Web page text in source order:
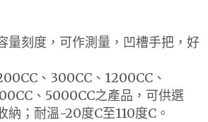
量刻度，可作測量，凹槽手把，好
、300CC、1200CC、
、5000CC之產品，可供選
納；耐溫-20度C至110度C。